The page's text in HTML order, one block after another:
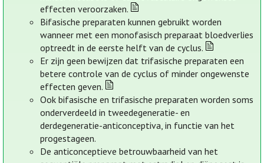
effecten veroorzaken.
Bifasische preparaten kunnen gebruikt worden
wanneer met een monofasisch preparaat bloedverlies
optreedt in de eerste helft van de cyclus.
Er zijn geen bewijzen dat trifasische preparaten een
betere controle van de cyclus of minder ongewenste
effecten geven.
Ook bifasische en trifasische preparaten worden soms
onderverdeeld in tweedegeneratie- en
derdegeneratie-anticonceptiva, in functie van het
progestageen.
De anticonceptieve betrouwbaarheid van het